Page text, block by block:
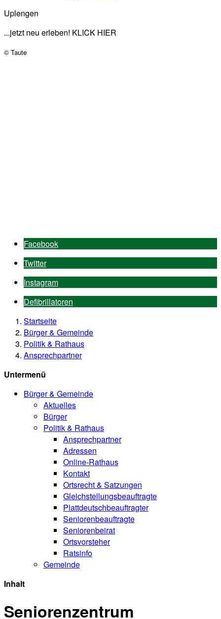
Uplengen
...jetzt neu erleben! KLICK HIER
© Taute
Facebook
Twitter
Instagram
Defibrillatoren
Startseite
Bürger & Gemeinde
Politik & Rathaus
Ansprechpartner
Untermenü
Bürger & Gemeinde
Aktuelles
Bürger
Politik & Rathaus
Ansprechpartner
Adressen
Online-Rathaus
Kontakt
Ortsrecht & Satzungen
Gleichstellungsbeauftragte
Plattdeutschbeauftragter
Seniorenbeauftragte
Seniorenbeirat
Ortsvorsteher
Ratsinfo
Gemeinde
Inhalt
Seniorenzentrum